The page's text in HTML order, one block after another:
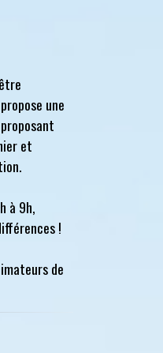
une
et
à 9h,
!
de